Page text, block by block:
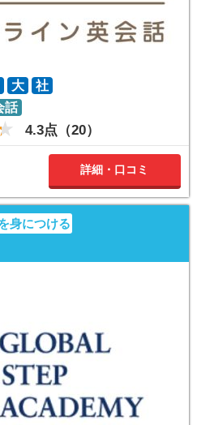
大
社
話
4.3点（20）
詳細・口コミ
身につける